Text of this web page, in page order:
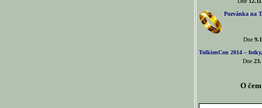
Pozvánka na
Dne
TolkienCon 2014 –
Dne
O